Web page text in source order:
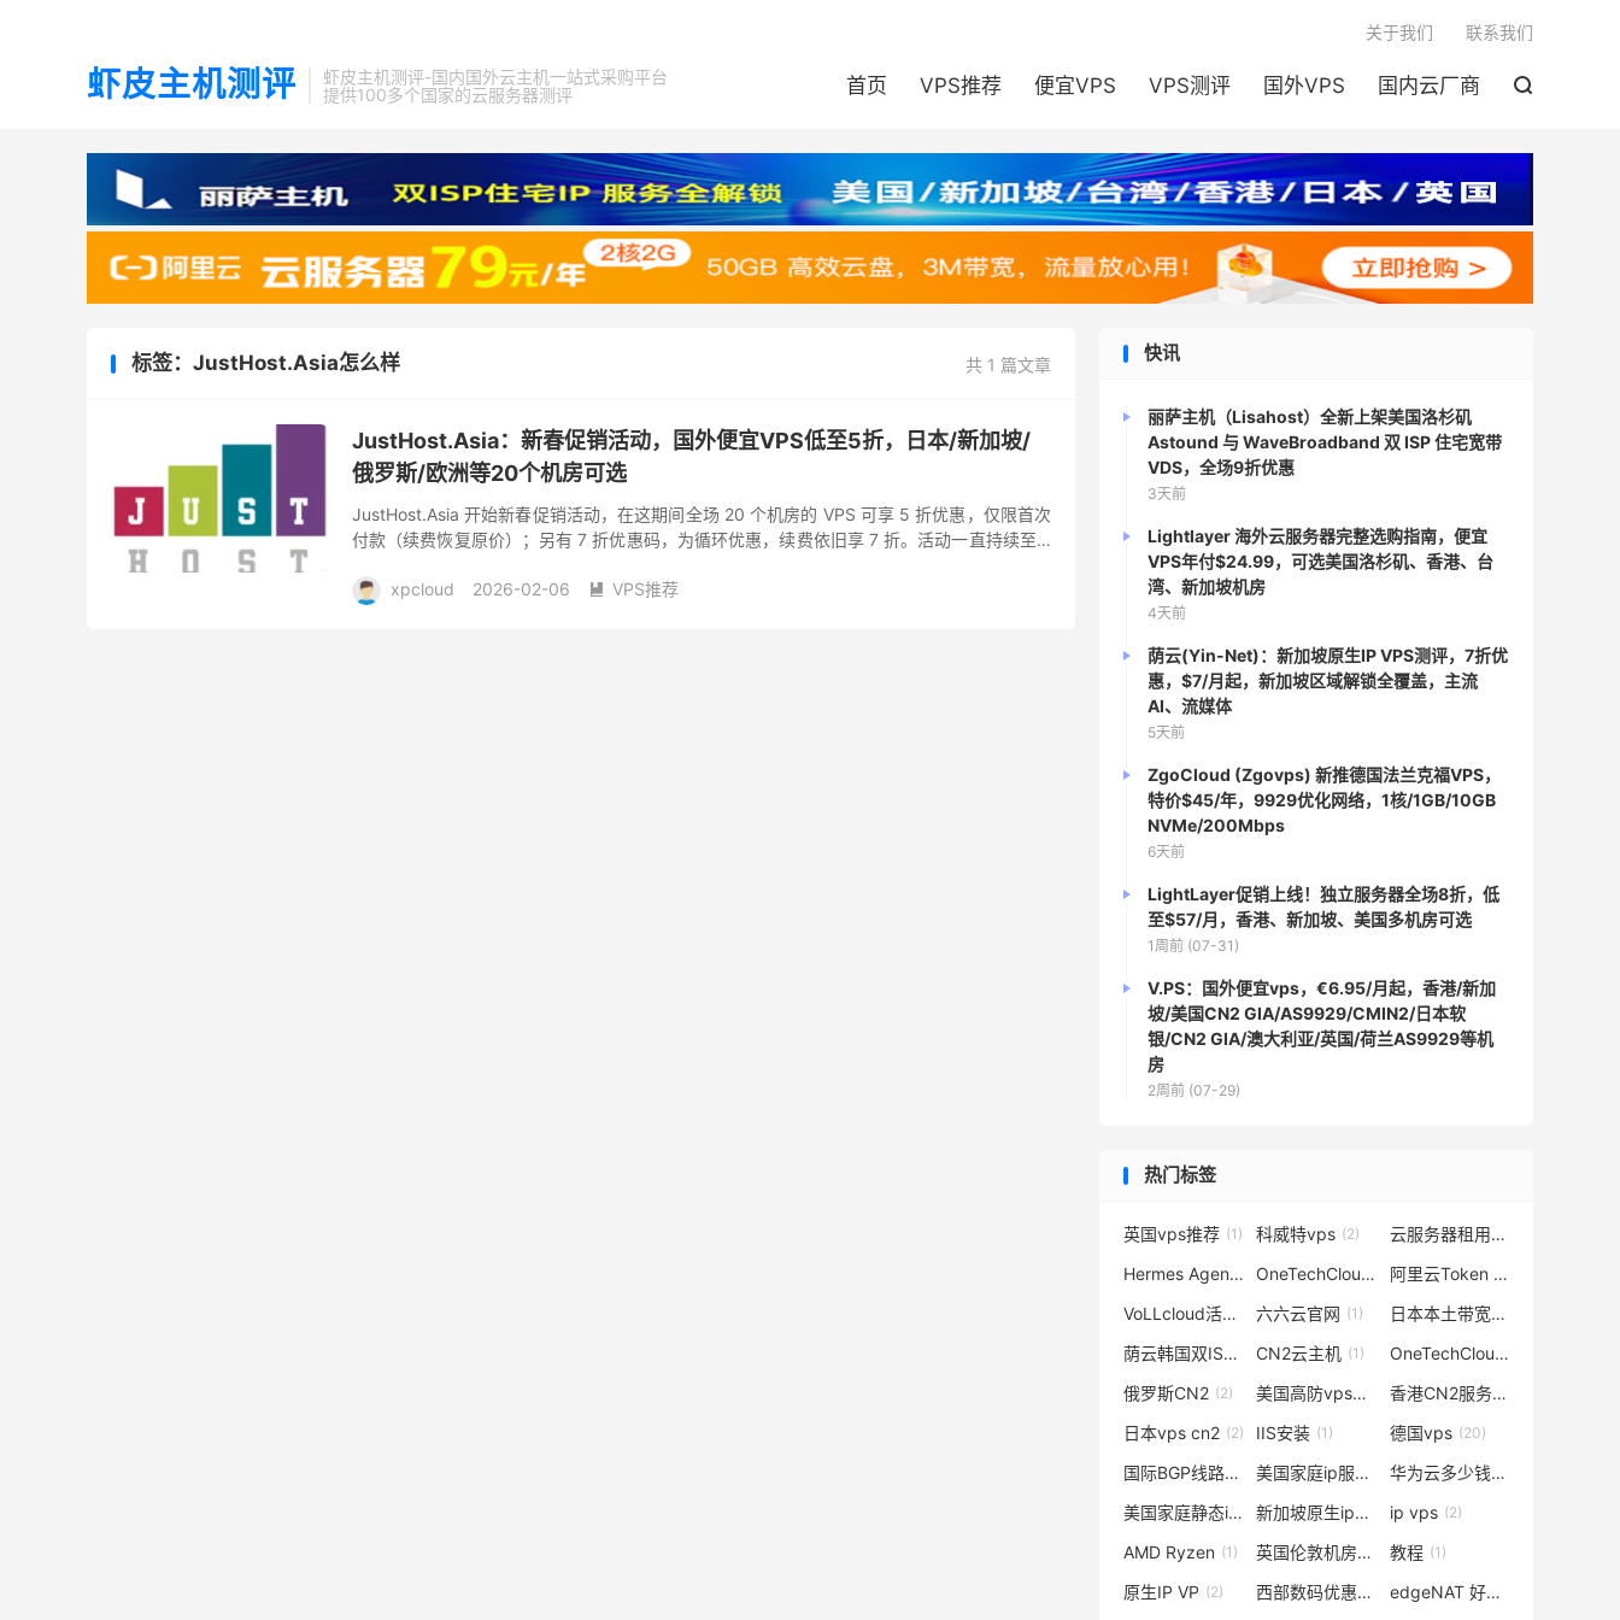
虾皮主机测评
虾皮主机测评-国内国外云主机一站式采购平台
提供100多个国家的云服务器测评
首页 VPS推荐 便宜VPS VPS测评 国外VPS 国内云厂商 
关于我们 联系我们
共 1 篇文章
标签：JustHost.Asia怎么样
JustHost.Asia：新春促销活动，国外便宜VPS低至5折，日本/新加坡/
俄罗斯/欧洲等20个机房可选
JustHost.Asia 开始新春促销活动，在这期间全场 20 个机房的 VPS 可享 5 折优惠，仅限首次
付款（续费恢复原价）；另有 7 折优惠码，为循环优惠，续费依旧享 7 折。活动一直持续至 2
xpcloud
2026-02-06  VPS推荐
快讯
丽萨主机（Lisahost）全新上架美国洛杉矶
Astound 与 WaveBroadband 双 ISP 住宅宽带
VDS，全场9折优惠
3天前
Lightlayer 海外云服务器完整选购指南，便宜
VPS年付$24.99，可选美国洛杉矶、香港、台
湾、新加坡机房
4天前
荫云(Yin-Net)：新加坡原生IP VPS测评，7折优
惠，$7/月起，新加坡区域解锁全覆盖，主流
AI、流媒体
5天前
ZgoCloud (Zgovps) 新推德国法兰克福VPS，
特价$45/年，9929优化网络，1核/1GB/10GB
NVMe/200Mbps
6天前
LightLayer促销上线！独立服务器全场8折，低
至$57/月，香港、新加坡、美国多机房可选
1周前 (07-31)
V.PS：国外便宜vps，€6.95/月起，香港/新加
坡/美国CN2 GIA/AS9929/CMIN2/日本软
银/CN2 GIA/澳大利亚/英国/荷兰AS9929等机
房
2周前 (07-29)
热门标签
英国vps推荐 (1) 科威特vps (2) 云服务器租用(3)
Hermes Agent(1) OneTechCloud促销 (1) 阿里云Token Plan
VoLLcloud活动 (1)六六云官网 (1) 日本本土带宽VPS
荫云韩国双ISPVPS (3)
CN2云主机 (1) OneTechCloud
俄罗斯CN2 (2) 美国高防vps主机 (1) 香港CN2服务器
日本vps cn2 (2) IIS安装 (1) 德国vps (20)
国际BGP线路
(1) 美国家庭ip服务器 (1) 华为云多少钱
(1)
美国家庭静态ip哪里有 (1) 新加坡原生ip的vps (1)
ip vps (2)
AMD Ryzen (1) 英国伦敦机房vps (2)
教程 (1)
原生IP VP (2) 西部数码优惠券 (1) edgeNAT 好用吗